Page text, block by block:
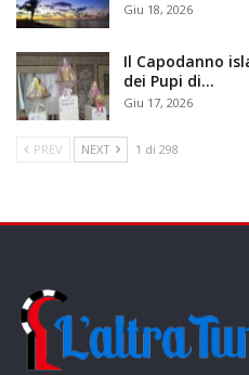
Giu 18, 2026
Il Capodanno
dei Pupi di…
Giu 17, 2026
PREV NEXT 1 di 298